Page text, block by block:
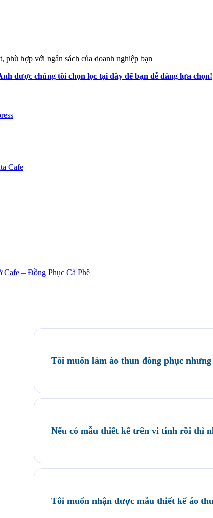
hợp với ngân sách của doanh nghiệp bạn
được chúng tôi chọn lọc tại đây để bạn dễ dàng lựa chọn!
Tôi muốn làm áo thun đồng phục
Quý khách có thể tham khảo các mẫu áo đồng
Nếu có mẫu thiết kế trên vi tính rồi thì
Bộ phận thiết kế của Saigon Uniform sẽ kiểm
Tôi muốn nhận được mẫu thiết kế áo